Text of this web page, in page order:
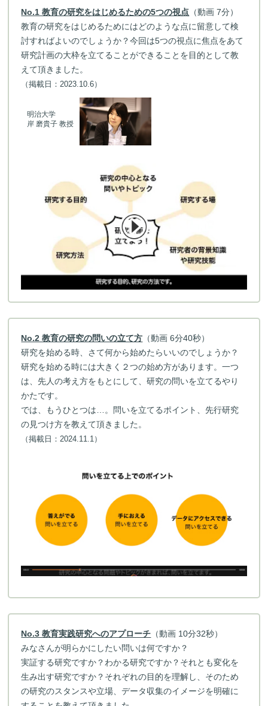
No.1 教育の研究をはじめるための5つの視点 （動画 7分）
教育の研究をはじめるためにはどのような点に留意して検
討すればよいのでしょうか？今回は5つの視点に焦点をあて
研究計画の大枠を立てることができることを目的として教
えて頂きました。
（掲載日：2023.10.6）
明治大学
岸 磨貴子 教授
No.2 教育の研究の問いの立て方 （動画 6分40秒）
研究を始める時、さて何から始めたらいいのでしょうか？
研究を始める時には大きく２つの始め方があります。一つ
は、先人の考え方をもとにして、研究の問いを立てるやり
かたです。
では、もうひとつは…。問いを立てるポイント、先行研究
の見つけ方を教えて頂きました。
（掲載日：2024.11.1）
No.3 教育実践研究へのアプローチ （動画 10分32秒）
みなさんが明らかにしたい問いは何ですか？
実証する研究ですか？わかる研究ですか？それとも変化を
生み出す研究ですか？それぞれの目的を理解し、そのため
の研究のスタンスや立場、データ収集のイメージを明確に